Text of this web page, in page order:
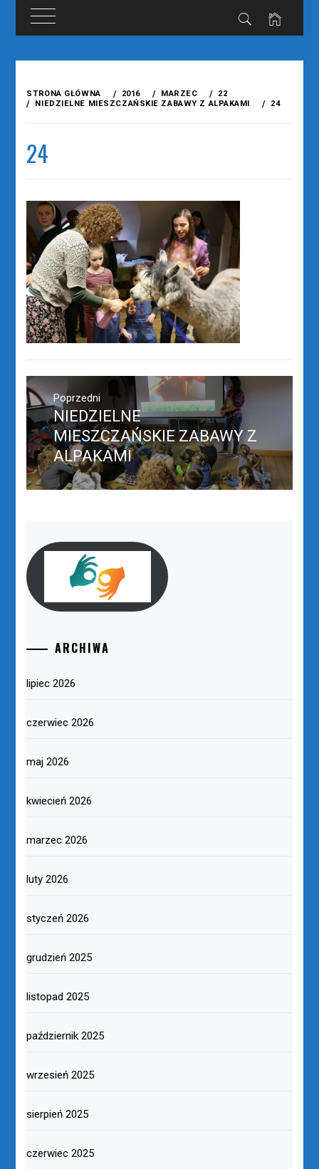
treści
STRONA GŁÓWNA 2016 MARZEC
22
NIEDZIELNE MIESZCZAŃSKIE ZABAWY Z ALPAKAMI
24
24
Nawigacja
wpisuPoprzedni
Poprzedni
wpis:
NIEDZIELNE
MIESZCZAŃSKIE ZABAWY Z
ALPAKAMI
ARCHIWA
lipiec 2026
czerwiec 2026
maj 2026
kwiecień 2026
marzec 2026
luty 2026
styczeń 2026
grudzień 2025
listopad 2025
październik 2025
wrzesień 2025
sierpień 2025
czerwiec 2025